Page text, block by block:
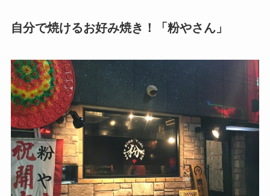
自分で焼けるお好み焼き！「粉やさん」